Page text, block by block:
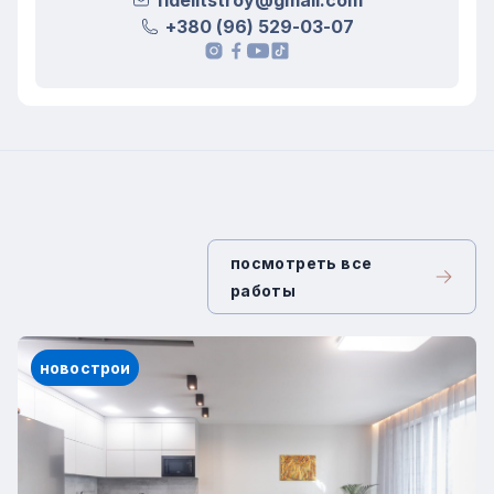
бойлер, сантехнические коммуникации
и электрический щит.
перегородкой;
унитаз со встроенной нишей;
искусственного камня;
большое зеркало с подсветкой и
продуманное зонированное
освещение.
+380 (96) 529-03-07
instagram
facebook
youtube
tik tok
посмотреть все
работы
новострои